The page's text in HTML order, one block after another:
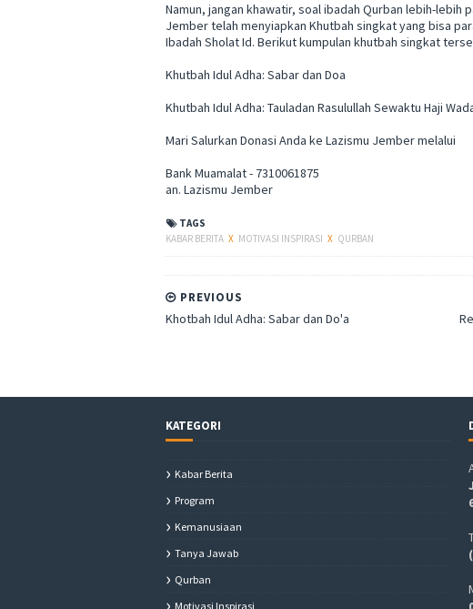
Namun, jangan khawatir, soal ibadah Qurban lebih-lebih
Jember telah menyiapkan Khutbah singkat yang bisa
Ibadah Sholat Id. Berikut kumpulan khutbah singkat
Khutbah Idul Adha: Sabar dan Doa
Khutbah Idul Adha: Tauladan Rasulullah Sewaktu Haji
Mari Salurkan Donasi Anda ke Lazismu Jember melalui
Bank Muamalat - 7310061875
an. Lazismu Jember
TAGS
KABAR BERITA X MOTIVASI INSPIRASI X QURBAN
PREVIOUS
Khotbah Idul Adha: Sabar dan Do'a
KATEGORI
Kabar Berita
Program
Kemanusiaan
Tanya Jawab
Qurban
Motivasi Inspirasi